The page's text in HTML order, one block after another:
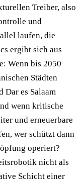
Treiber, also
und
laufen, die
ergibt sich aus
Wenn bis 2050
Städten
Dar es Salaam
wenn kritische
und erneuerbare
wer schützt dann
operiert?
nicht als
Schicht einer